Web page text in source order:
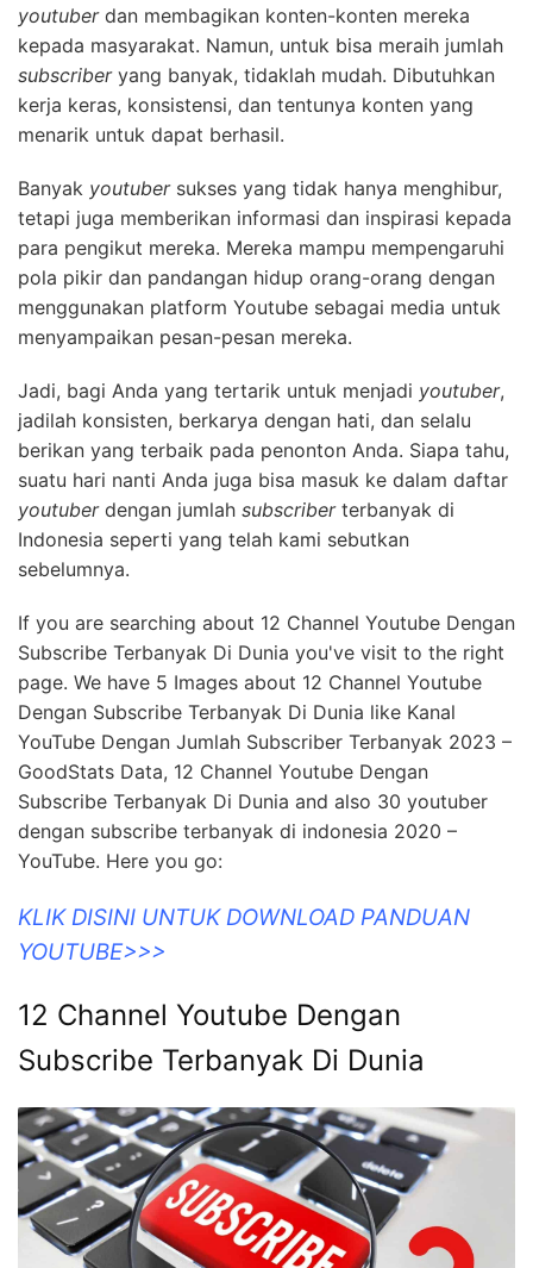
youtuberdan membagikan konten-konten mereka
kepada masyarakat. Namun, untuk bisa meraih jumlah
subscriberyang banyak, tidaklah mudah. Dibutuhkan
kerja keras, konsistensi, dan tentunya konten yang
menarik untuk dapat berhasil.
Banyak youtubersukses yang tidak hanya menghibur,
tetapi juga memberikan informasi dan inspirasi kepada
para pengikut mereka. Mereka mampu mempengaruhi
pola pikir dan pandangan hidup orang-orang dengan
menggunakan platform Youtube sebagai media untuk
menyampaikan pesan-pesan mereka.
Jadi, bagi Anda yang tertarik untuk menjadi youtuber,
jadilah konsisten, berkarya dengan hati, dan selalu
berikan yang terbaik pada penonton Anda. Siapa tahu,
suatu hari nanti Anda juga bisa masuk ke dalam daftar
youtuberdengan jumlah subscriberterbanyak di
Indonesia seperti yang telah kami sebutkan
sebelumnya.
If you are searching about 12 Channel Youtube Dengan
Subscribe Terbanyak Di Dunia you've visit to the right
page. We have 5 Images about 12 Channel Youtube
Dengan Subscribe Terbanyak Di Dunia like Kanal
YouTube Dengan Jumlah Subscriber Terbanyak 2023 –
GoodStats Data, 12 Channel Youtube Dengan
Subscribe Terbanyak Di Dunia and also 30 youtuber
dengan subscribe terbanyak di indonesia 2020 –
YouTube. Here you go:
KLIK DISINI UNTUK DOWNLOAD PANDUAN
YOUTUBE>>>
12 Channel Youtube Dengan
Subscribe Terbanyak Di Dunia